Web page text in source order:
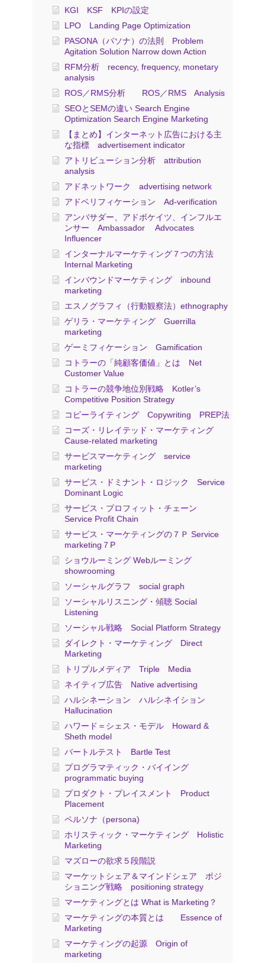
KGI KSF KPIの設定
LPO Landing Page Optimization
PASONA（パソナ）の法則 Problem
Agitation Solution Narrow down Action
RFM分析 recency, frequency, monetary
analysis
ROS／RMS分析 ROS／RMS Analysis
SEOとSEMの違い Search Engine
Optimization Search Engine Marketing
【まとめ】インターネット広告における主
な指標 advertisement indicator
アトリビューション分析 attribution
analysis
アドネットワーク advertising network
アドベリフィケーション Ad-verification
アンバサダー、アドボケイツ、インフルエ
ンサー Ambassador Advocates
Influencer
インターナルマーケティング７つの方法
Internal Marketing
インバウンドマーケティング inbound
marketing
エスノグラフィ（行動観察法）ethnography
ゲリラ・マーケティング Guerrilla
marketing
ゲーミフィケーション Gamification
コトラーの「純顧客価値」とは Net
Customer Value
コトラーの競争地位別戦略 Kotler’s
Competitive Position Strategy
コピーライティング Copywriting PREP法
コーズ・リレイテッド・マーケティング
Cause-related marketing
サービスマーケティング service
marketing
サービス・ドミナント・ロジック Service
Dominant Logic
サービス・プロフィット・チェーン
Service Profit Chain
サービス・マーケティングの７Ｐ Service
marketing７P
ショウルーミング Webルーミング
showrooming
ソーシャルグラフ social graph
ソーシャルリスニング・傾聴 Social
Listening
ソーシャル戦略 Social Platform Strategy
ダイレクト・マーケティング Direct
Marketing
トリプルメディア Triple Media
ネイティブ広告 Native advertising
ハルシネーション ハルシネイション
Hallucination
ハワード＝シェス・モデル Howard &
Sheth model
バートルテスト Bartle Test
プログラマティック・バイイング
programmatic buying
プロダクト・プレイスメント Product
Placement
ペルソナ（persona)
ホリスティック・マーケティング Holistic
Marketing
マズローの欲求５段階説
マーケットシェア＆マインドシェア ポジ
ショニング戦略 positioning strategy
マーケティングとは What is Marketing？
マーケティングの本質とは Essence of
Marketing
マーケティングの起源 Origin of
marketing